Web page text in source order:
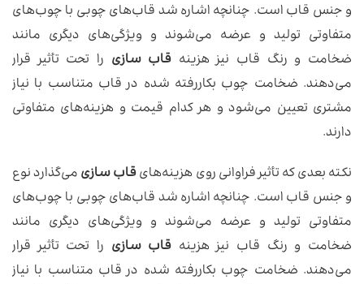
و جنس قاب است. چنانچه اشاره شد قاب‌های چوبی با چوب‌های
متفاوتی تولید و عرضه می‌شوند و ویژگی‌های دیگری مانند
ضخامت و رنگ قاب نیز هزینه قاب سازی را تحت تأثیر قرار
می‌دهند. ضخامت چوب بکاررفته شده در قاب متناسب با نیاز
مشتری تعیین می‌شود و هر کدام قیمت و هزینه‌های متفاوتی
دارند.
نکته بعدی که تأثیر فراوانی روی هزینه‌هایقاب سازیمی‌گذارد نوع
و جنس قاب است. چنانچه اشاره شد قاب‌های چوبی با چوب‌های
متفاوتی تولید و عرضه می‌شوند و ویژگی‌های دیگری مانند
ضخامت و رنگ قاب نیز هزینه قاب سازی را تحت تأثیر قرار
می‌دهند. ضخامت چوب بکاررفته شده در قاب متناسب با نیاز